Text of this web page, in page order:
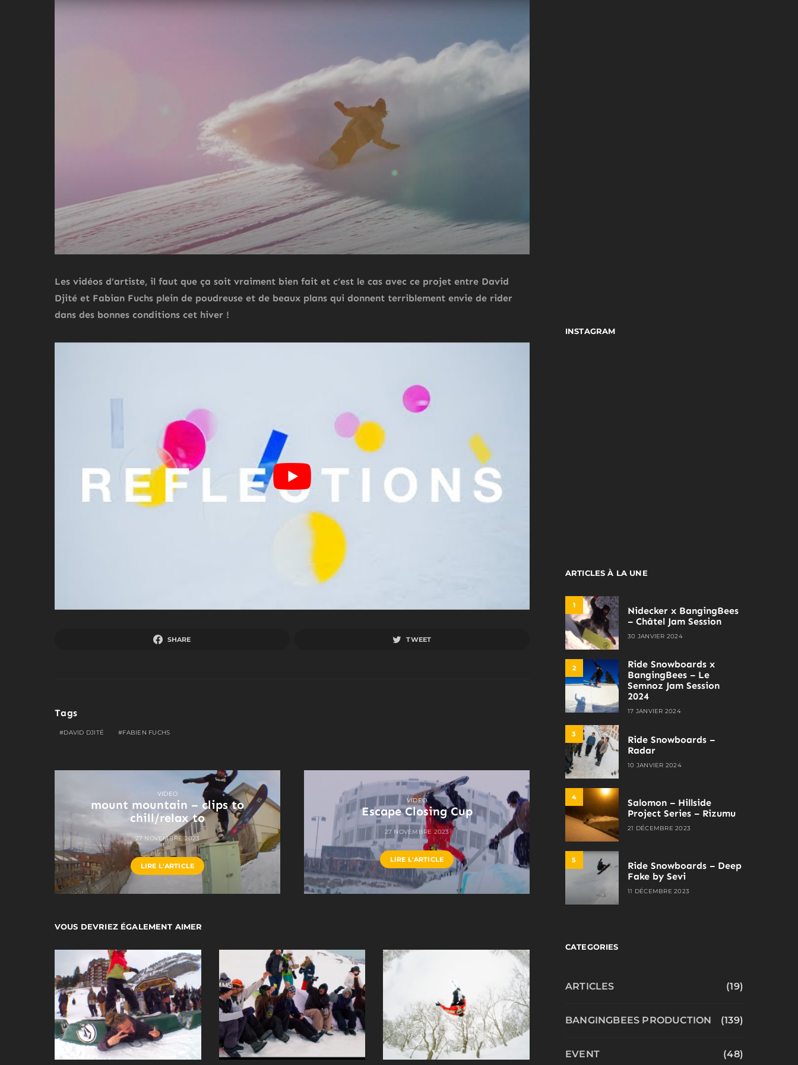
Les vidéos d’artiste, il faut que ça soit vraiment bien fait et c’est le cas avec ce projet entre David
Djité et Fabian Fuchs plein de poudreuse et de beaux plans qui donnent terriblement envie de rider
dans des bonnes conditions cet hiver !
SHARE TWEET
Tags
DAVID DJITÉ FABIEN FUCHS
VIDEO
mount mountain – clips to
chill/relax to
27 NOVEMBRE 2023
LIRE L'ARTICLE
VIDEO
Escape Closing Cup
27 NOVEMBRE 2023
LIRE L'ARTICLE
VOUS DEVRIEZ ÉGALEMENT AIMER
INSTAGRAM
ARTICLES À LA UNE
1
Nidecker x BangingBees
– Châtel Jam Session
30 JANVIER 2024
2
Ride Snowboards x
BangingBees – Le
Semnoz Jam Session
2024
17 JANVIER 2024
3
Ride Snowboards –
Radar
10 JANVIER 2024
4
Salomon – Hillside
Project Series – Rizumu
21 DÉCEMBRE 2023
5
Ride Snowboards – Deep
Fake by Sevi
11 DÉCEMBRE 2023
CATEGORIES
ARTICLES (19)
BANGINGBEES PRODUCTION (139)
EVENT (48)